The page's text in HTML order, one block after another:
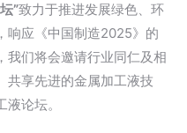
”致力于推进发展绿色、环
响应《中国制造2025》的
我们将会邀请行业同仁及相
共享先进的金属加工液技
论坛。